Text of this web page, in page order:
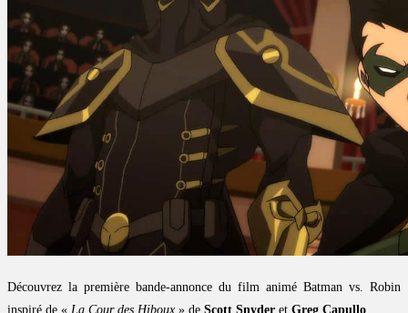
Découvrez la première bande-annonce du film animé Batman vs. Robin
inspiré de « La Cour des Hiboux » de Scott Snyder et Greg Capullo